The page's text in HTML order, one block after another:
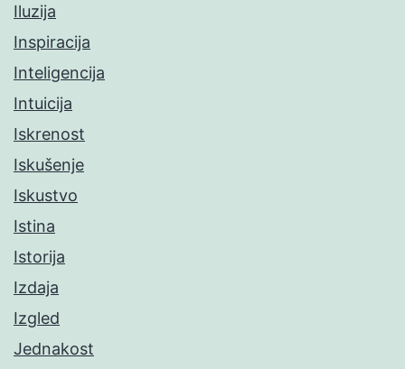
Iluzija
Inspiracija
Inteligencija
Intuicija
Iskrenost
Iskušenje
Iskustvo
Istina
Istorija
Izdaja
Izgled
Jednakost